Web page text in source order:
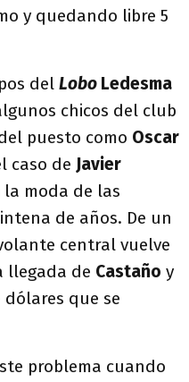
y quedando libre 5
del Lobo Ledesma
chicos del club
puesto como Oscar
caso de Javier
moda de las
de años. De un
central vuelve
llegada de Castaño y
dólares que se
problema cuando